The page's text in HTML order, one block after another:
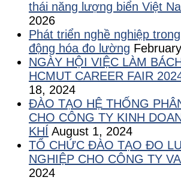
thái năng lượng biển Việt
2026
Phát triển nghề nghiệp
động hóa đo lường
NGÀY HỘI VIỆC LÀM
HCMUT CAREER FAIR
18, 2024
ĐÀO TẠO HỆ THỐNG
CHO CÔNG TY KINH
KHÍ August 1, 2024
TỔ CHỨC ĐÀO TẠO ĐO
NGHIỆP CHO CÔNG TY
2024